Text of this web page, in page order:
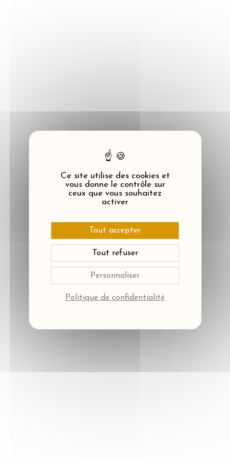
Ce site utilise des cookies et
vous donne le contrôle sur
ceux que vous souhaitez
activer
Tout accepter
Tout refuser
Personnaliser
Politique de confidentialité